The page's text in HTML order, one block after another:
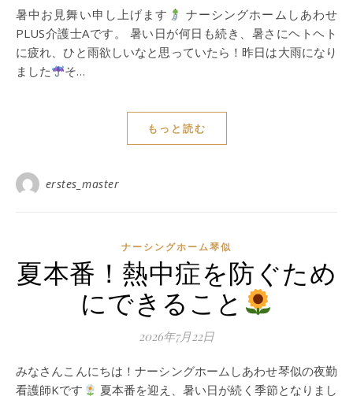
暑中お見舞い申し上げます
ナーシングホームしあわせ
PLUS介護士Aです。 暑い日が何日も続き、暑さにヘトヘト
に疲れ、ひと雨欲しいなと思っていたら！昨日は大雨になり
ました
そ…
もっと読む
erstes_master
ナーシングホーム琴似
夏本番！熱中症を防ぐため
にできること
2026年7月22日
みなさんこんにちは！ナーシングホームしあわせ琴似の夜勤
看護師Kです
夏本番を迎え、暑い日が続く季節となりまし